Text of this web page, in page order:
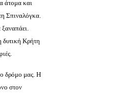
άτομα και
Σπιναλόγκα.
ξαναπάει.
δυτική Κρήτη
δρόμο μας. Η
στον